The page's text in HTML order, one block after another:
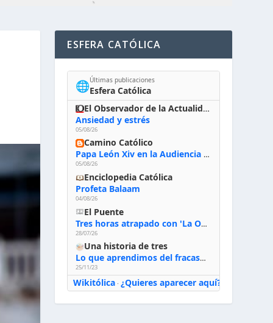
ESFERA CATÓLICA
🌐Últimas publicaciones
Esfera Católica
El Observador de la Actualidad
Ansiedad y estrés
05/08/26
Camino Católico
Papa León Xiv en la Audiencia General, 5-8-2026: «Dios en el primer puesto; la oración, nuestra primera obligación; la liturgia, la primera fuente de la vida divina que se nos comunica, la primera escuela de nuestra vida espiritual»
05/08/26
Enciclopedia Católica
Profeta Balaam
04/08/26
El Puente
Tres horas atrapado con 'La Odisea' de Nolan
28/07/26
Una historia de tres
Lo que aprendimos del fracaso al emprender
25/11/23
Wikitólica· ¿Quieres aparecer aquí?